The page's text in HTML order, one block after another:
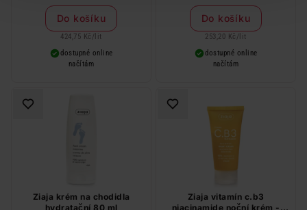
libovolné kombinaci, nejlevnější
produkt zdarma. Neplatí na
barvy na vlasy a cestovní balení.
Do košíku
424,75 Kč / lit
dostupné online
načítám
libovolné kombinaci, nejlevnější
produkt zdarma. Neplatí na
barvy na vlasy a cestovní balení.
Do košíku
253,20 Kč / lit
dostupné online
načítám
Ziaja krém na chodidla
hydratační 80 ml
Ziaja vitamín c.b3
niacinamide noční krém -